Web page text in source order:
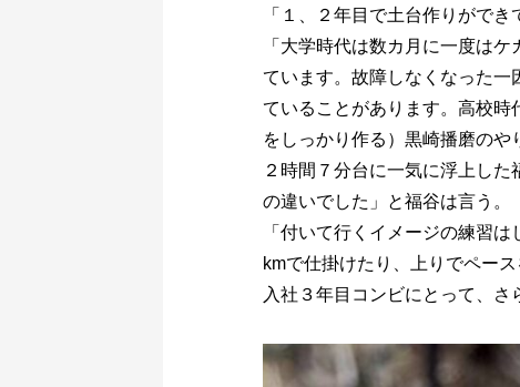
「１、２年目で土台作りがで
「大学時代は数カ月に一度は
ています。故障しなくなった一
ていることがあります。高校時
をしっかり作る）黒崎播磨のや
２時間７分台に一気に浮上し
の違いでした」と福谷は言う。
「付いて行くイメージの練習
kmで仕掛けたり、上りでペー
入社３年目コンビにとって、